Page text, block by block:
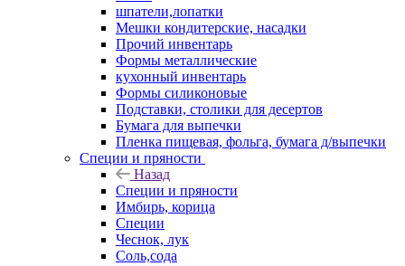
шпатели,лопатки
Мешки кондитерские, насадки
Прочий инвентарь
Формы металлические
кухонный инвентарь
Формы силиконовые
Подставки, столики для десертов
Бумага для выпечки
Пленка пищевая, фольга, бумага д/выпечки
Специи и пряности
Назад
Специи и пряности
Имбирь, корица
Специи
Чеснок, лук
Соль,сода